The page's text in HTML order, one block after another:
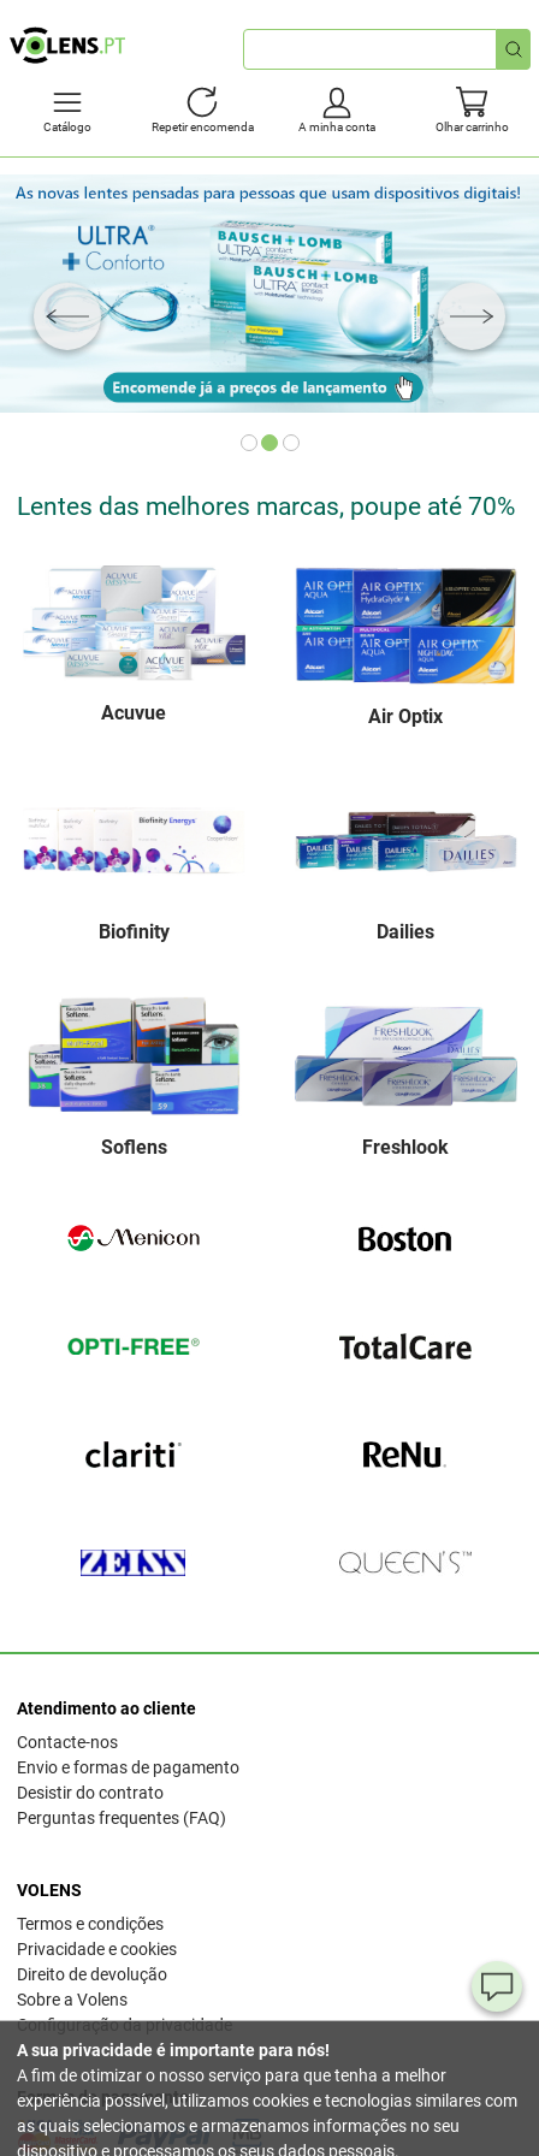
Pesquisa
rápida
Catálogo Repetir encomenda A minha conta Olhar carrinho
Lentes das melhores marcas, poupe até 70%
Acuvue Air Optix
Biofinity Dailies
Soflens Freshlook
Atendimento ao cliente
Contacte-nos
Envio e formas de pagamento
Desistir do contrato
Perguntas frequentes (FAQ)
VOLENS
Termos e condições
Privacidade e cookies
Direito de devolução
Sobre a Volens
Configuração da privacidade
Formas de pagamento
A sua privacidade é importante para nós!
A fim de otimizar o nosso serviço para que tenha a melhor
experiência possível, utilizamos cookies e tecnologias similares com
as quais selecionamos e armazenamos informações no seu
dispositivo e processamos os seus dados pessoais.
ou